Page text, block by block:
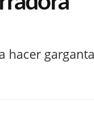
hacer garganta